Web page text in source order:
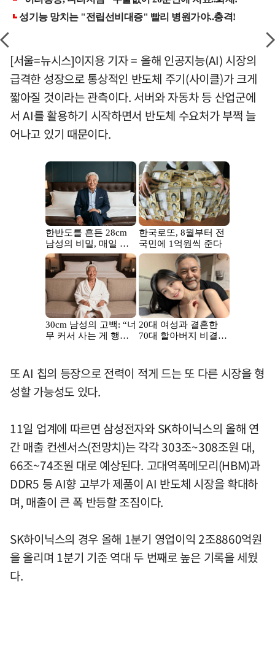
[서울=뉴시스]이지용 기자 = 올해 인공지능(AI) 시장의
급격한 성장으로 통상적인 반도체 주기(사이클)가 크게
짧아질 것이라는 관측이다. 서버와 자동차 등 산업군에
서 AI를 활용하기 시작하면서 반도체 수요처가 부쩍 늘
어나고 있기 때문이다.
또 AI 칩의 등장으로 전력이 적게 드는 또 다른 시장을 형
성할 가능성도 있다.
11일 업계에 따르면 삼성전자와 SK하이닉스의 올해 연
간 매출 컨센서스(전망치)는 각각 303조~308조원 대,
66조~74조원 대로 예상된다. 고대역폭메모리(HBM)과
DDR5 등 AI향 고부가 제품이 AI 반도체 시장을 확대하
며, 매출이 큰 폭 반등할 조짐이다.
SK하이닉스의 경우 올해 1분기 영업이익 2조8860억원
을 올리며 1분기 기준 역대 두 번째로 높은 기록을 세웠
다.